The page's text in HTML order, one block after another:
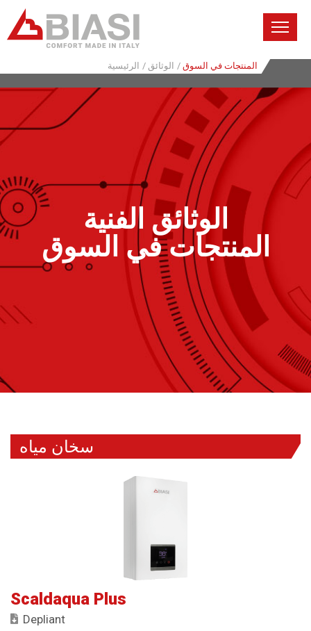
الرئيسية / الوثائق / المنتجات في السوق
الوثائق الفنية
المنتجات في السوق
سخان مياه
Scaldaqua Plus
Depliant